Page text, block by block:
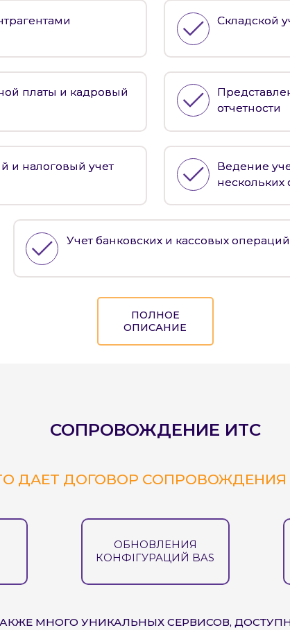
Отправить
Отправить
Складской
платы и кадровый
отчетности
и налоговый учет
Ведение
нескольких
Учет банковских и кассовых операций
ПОЛНОЕ
ОПИСАНИЕ
СОПРОВОЖДЕНИЕ ИTC
ДАЕТ ДОГОВОР СОПРОВОЖДЕНИЯ
ОБНОВЛЕНИЯ
КОНФІГУРАЦИЙ BAS
МНОГО УНИКАЛЬНЫХ СЕРВИСОВ,
Отправить